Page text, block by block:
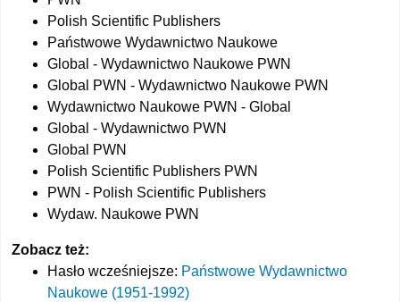
Polish Scientific Publishers
Państwowe Wydawnictwo Naukowe
Global - Wydawnictwo Naukowe PWN
Global PWN - Wydawnictwo Naukowe PWN
Wydawnictwo Naukowe PWN - Global
Global - Wydawnictwo PWN
Global PWN
Polish Scientific Publishers PWN
PWN - Polish Scientific Publishers
Wydaw. Naukowe PWN
Zobacz też:
Hasło wcześniejsze: Państwowe Wydawnictwo
Naukowe (1951-1992)